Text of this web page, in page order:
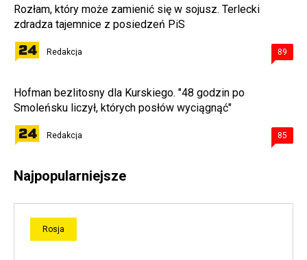
Rozłam, który może zamienić się w sojusz. Terlecki
zdradza tajemnice z posiedzeń PiS
Redakcja 89
Hofman bezlitosny dla Kurskiego. "48 godzin po
Smoleńsku liczył, których posłów wyciągnąć"
Redakcja 85
Najpopularniejsze
Rosja